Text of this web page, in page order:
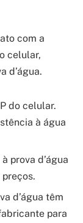
com a
celular,
d’água.
do celular.
à água
prova d’água
d’água têm
para